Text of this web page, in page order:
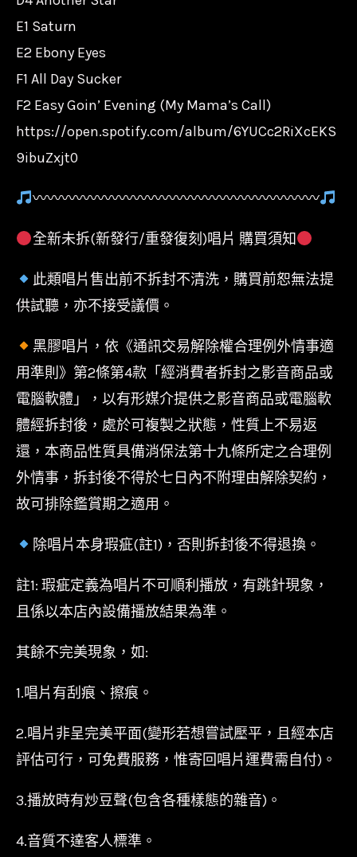
E1 Saturn
E2 Ebony Eyes
F1 All Day Sucker
F2 Easy Goin’ Evening (My Mama’s Call)
https://open.spotify.com/album/6YUCc2RiXcEKS
9ibuZxjt0
〰〰〰〰〰〰〰〰〰〰〰〰〰〰〰〰〰〰〰〰
全新未拆(新發行/重發復刻)唱片 購買須知
此類唱片售出前不拆封不清洗，購買前恕無法提
供試聽，亦不接受議價。
黑膠唱片，依《通訊交易解除權合理例外情事適
用準則》第2條第4款「經消費者拆封之影音商品或
電腦軟體」，以有形媒介提供之影音商品或電腦軟
體經拆封後，處於可複製之狀態，性質上不易返
還，本商品性質具備消保法第十九條所定之合理例
外情事，拆封後不得於七日內不附理由解除契約，
故可排除鑑賞期之適用。
除唱片本身瑕疵(註1)，否則拆封後不得退換。
註1: 瑕疵定義為唱片不可順利播放，有跳針現象，
且係以本店內設備播放結果為準。
其餘不完美現象，如:
1.唱片有刮痕、擦痕。
2.唱片非呈完美平面(變形若想嘗試壓平，且經本店
評估可行，可免費服務，惟寄回唱片運費需自付)。
3.播放時有炒豆聲(包含各種樣態的雜音)。
4.音質不達客人標準。